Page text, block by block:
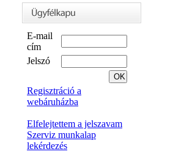
E-mail
cím
Jelszó
Regisztráció a
webáruházba
Elfelejtettem a jelszavam
Szerviz munkalap
lekérdezés